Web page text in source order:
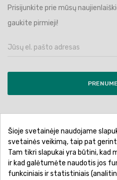
Prisijunkite prie mūsų
gaukite pirmieji!
Pirkimo sąlygos ir taisyklės
Garantinis aptarnavimas
Prekių grąžinimas
Šioje svetainėje naudojame
svetainės veikimą, taip pat
Tam tikri slapukai yra būtini, kad
ir kad galėtumėte naudotis jos
funkciniais ir statistiniais